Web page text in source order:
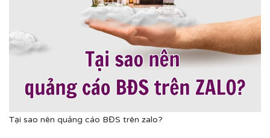
Tại sao nên quảng cáo BĐS trên zalo?